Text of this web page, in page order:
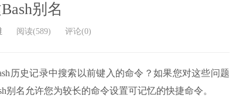
别名
阅读(589) 评论(0)
历史记录中搜索以前键入的命令？如果您对这些问题
别名允许您为较长的命令设置可记忆的快捷命令。